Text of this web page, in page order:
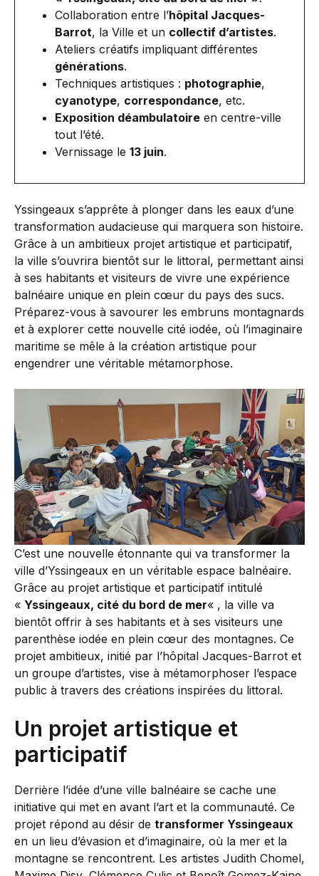
Collaboration entre l’hôpital Jacques-
Barrot, la Ville et un collectif d’artistes.
Ateliers créatifs impliquant différentes
générations.
Techniques artistiques : photographie,
cyanotype, correspondance, etc.
Exposition déambulatoire en centre-ville
tout l’été.
Vernissage le 13 juin.
Yssingeaux s’apprête à plonger dans les eaux d’une
transformation audacieuse qui marquera son histoire.
Grâce à un ambitieux projet artistique et participatif,
la ville s’ouvrira bientôt sur le littoral, permettant ainsi
à ses habitants et visiteurs de vivre une expérience
balnéaire unique en plein cœur du pays des sucs.
Préparez-vous à savourer les embruns montagnards
et à explorer cette nouvelle cité iodée, où l’imaginaire
maritime se mêle à la création artistique pour
engendrer une véritable métamorphose.
C’est une nouvelle étonnante qui va transformer la
ville d’Yssingeaux en un véritable espace balnéaire.
Grâce au projet artistique et participatif intitulé
« Yssingeaux, cité du bord de mer« , la ville va
bientôt offrir à ses habitants et à ses visiteurs une
parenthèse iodée en plein cœur des montagnes. Ce
projet ambitieux, initié par l’hôpital Jacques-Barrot et
un groupe d’artistes, vise à métamorphoser l’espace
public à travers des créations inspirées du littoral.
Un projet artistique et
participatif
Derrière l’idée d’une ville balnéaire se cache une
initiative qui met en avant l’art et la communauté. Ce
projet répond au désir de transformer Yssingeaux
en un lieu d’évasion et d’imaginaire, où la mer et la
montagne se rencontrent. Les artistes Judith Chomel,